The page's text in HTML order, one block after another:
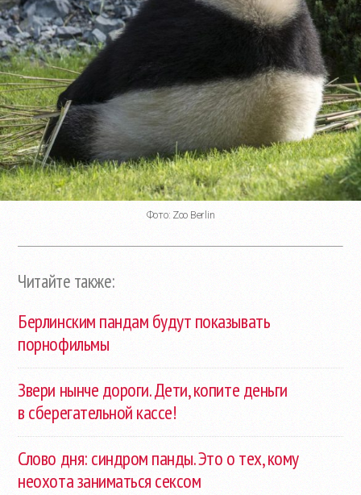
Фото: Zoo Berlin
Читайте также:
Берлинским пандам будут показывать
порнофильмы
Звери нынче дороги. Дети, копите деньги
в сберегательной кассе!
Слово дня: синдром панды. Это о тех, кому
неохота заниматься сексом